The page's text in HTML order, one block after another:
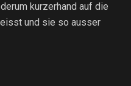
kurzerhand auf die
und sie so ausser